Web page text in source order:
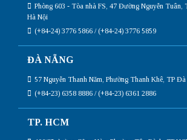
Phòng 603 - Tòa nhà FS, 47 Đường Nguyễn Tuân,
Hà Nội
(+84-24) 3776 5866 / (+84-24) 3776 5859
ĐÀ NẴNG
57 Nguyễn Thanh Năm, Phường Thanh Khê, TP Đà
(+84-23) 6358 8886 / (+84-23) 6361 2886
TP. HCM